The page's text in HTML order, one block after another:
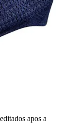
apos a